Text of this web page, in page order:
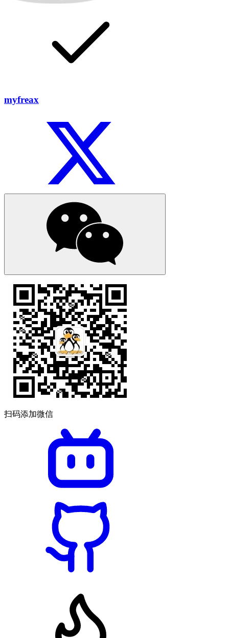
myfreax
扫码添加微信